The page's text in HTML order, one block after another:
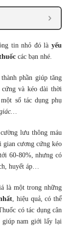
tin nhỏ đó là yếu
các bạn nhé.
phần giúp tăng
và kéo dài thời
số tác dụng phụ
lưu thông máu
gian cương cứng kéo
60-80%, nhưng có
huyết áp…
là một trong những
, hiệu quả, có thể
có tác dụng cân
giúp nam giới lấy lại